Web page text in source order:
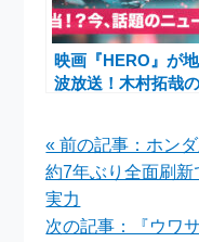
映画『HERO』が
波放送！木村拓哉
活
« 前の記事：ホン
約7年ぶり全面刷
実力
次の記事：『ウワ